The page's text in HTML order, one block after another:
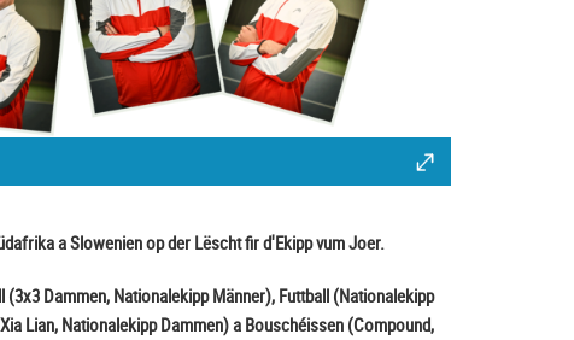
a Slowenien op der Lëscht fir d'Ekipp vum Joer.
(3x3 Dammen, Nationalekipp Männer), Futtball (Nationalekipp
Lian, Nationalekipp Dammen) a Bouschéissen (Compound,